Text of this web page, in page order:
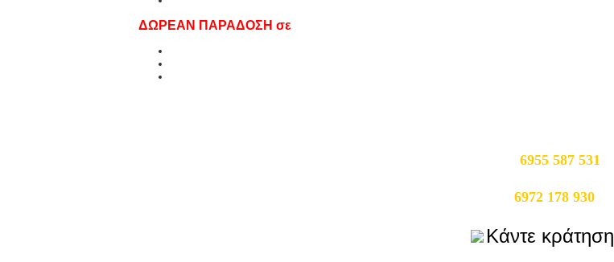
ΔΩΡΕΑΝ ΠΑΡΑΔΟΣΗ σε
6955 587 531
6972 178 930
Κάντε κράτηση